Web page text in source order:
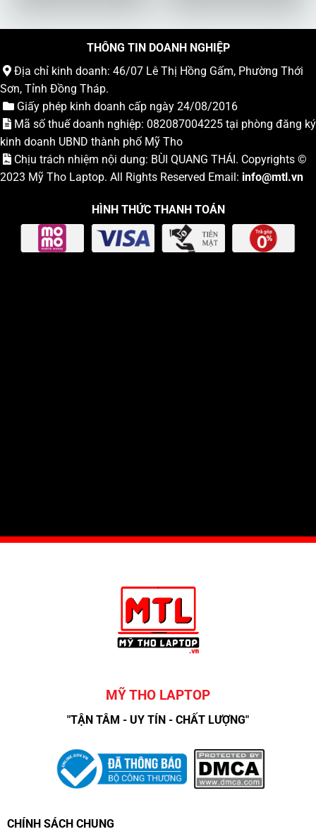
THÔNG TIN DOANH NGHIỆP
Địa chỉ kinh doanh: 46/07 Lê Thị Hồng Gấm, Phường Thới
Sơn, Tỉnh Đồng Tháp.
Giấy phép kinh doanh cấp ngày 24/08/2016
Mã số thuế doanh nghiệp: 082087004225 tại phòng đăng ký
kinh doanh UBND thành phố Mỹ Tho
Chịu trách nhiệm nội dung: BÙI QUANG THÁI. Copyrights ©
2023 Mỹ Tho Laptop. All Rights Reserved Email: info@mtl.vn
HÌNH THỨC THANH TOÁN
MỸ THO LAPTOP
"TẬN TÂM - UY TÍN - CHẤT LƯỢNG"
CHÍNH SÁCH CHUNG